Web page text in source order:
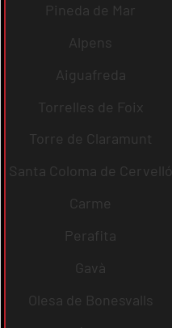
Pineda de Mar
Alpens
Aiguafreda
Torrelles de Foix
Torre de Claramunt
Santa Coloma de Cervelló
Carme
Perafita
Gavà
Olesa de Bonesvalls